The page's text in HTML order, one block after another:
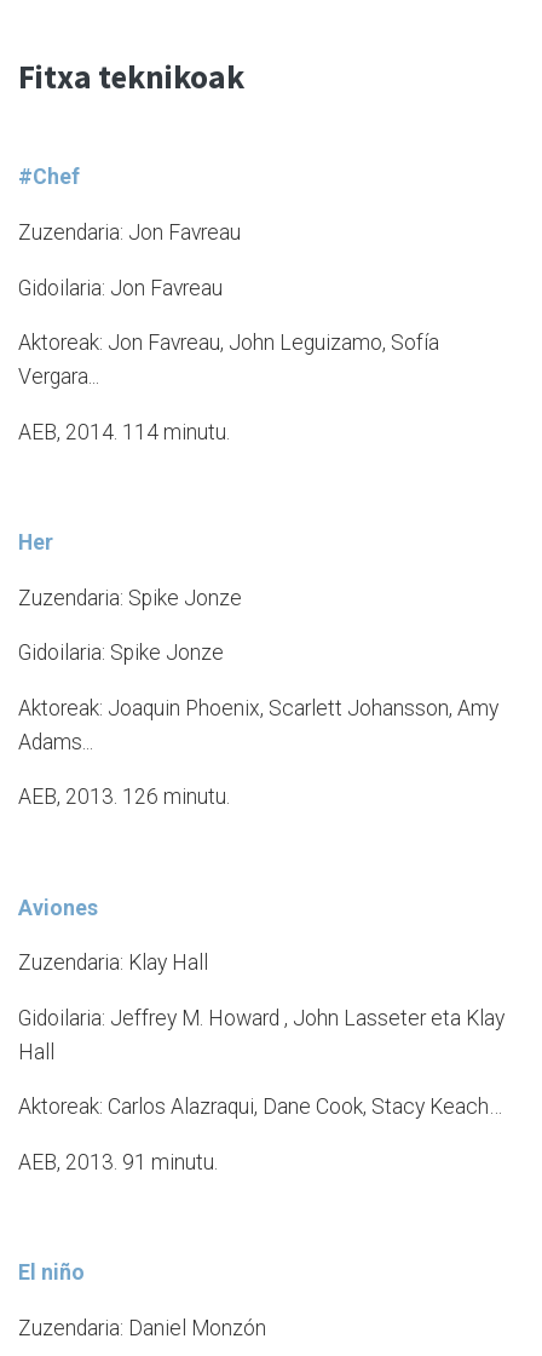
Fitxa teknikoak
#Chef
Zuzendaria: Jon Favreau
Gidoilaria: Jon Favreau
Aktoreak: Jon Favreau, John Leguizamo, Sofía
Vergara...
AEB, 2014. 114 minutu.
Her
Zuzendaria: Spike Jonze
Gidoilaria: Spike Jonze
Aktoreak: Joaquin Phoenix, Scarlett Johansson, Amy
Adams...
AEB, 2013. 126 minutu.
Aviones
Zuzendaria: Klay Hall
Gidoilaria: Jeffrey M. Howard , John Lasseter eta Klay
Hall
Aktoreak: Carlos Alazraqui, Dane Cook, Stacy Keach…
AEB, 2013. 91 minutu.
El niño
Zuzendaria: Daniel Monzón